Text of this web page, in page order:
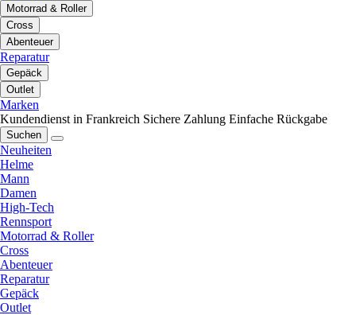
Motorrad & Roller
Cross
Abenteuer
Reparatur
Gepäck
Outlet
Marken
Kundendienst in Frankreich Sichere Zahlung Einfache Rückgabe
Suchen
Neuheiten
Helme
Mann
Damen
High-Tech
Rennsport
Motorrad & Roller
Cross
Abenteuer
Reparatur
Gepäck
Outlet